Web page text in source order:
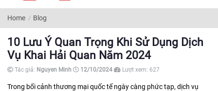
Home Blog
10 Lưu Ý Quan Trọng Khi Sử Dụng Dịch
Vụ Khai Hải Quan Năm 2024
Tác giả: Nguyen Minh 12/10/2024 Lượt xem: 627
Trong bối cảnh thương mại quốc tế ngày càng phức tạp, dịch vụ